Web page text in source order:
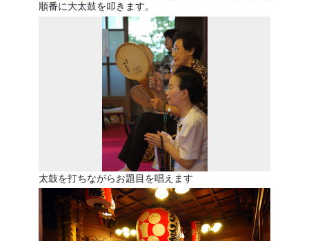
順番に大太鼓を叩きます。
太鼓を打ちながらお題目を唱えます